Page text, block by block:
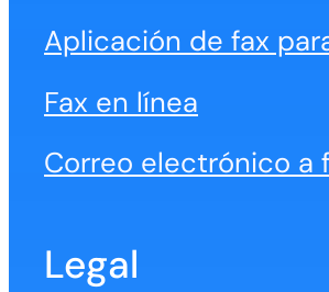
Aplicación de fax
Fax en línea
Correo electrónico a
Legal